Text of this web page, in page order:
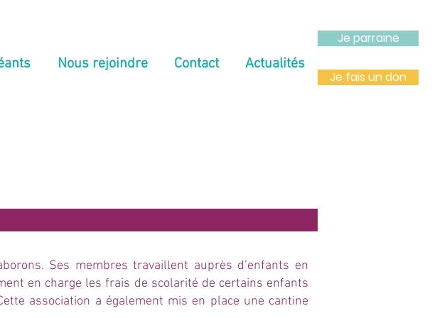
Nous rejoindre Contact Actualités
Je parraine
Je fais un don
Ses membres travaillent auprès d’enfants en
en charge les frais de scolarité de certains enfants
association a également mis en place une cantine